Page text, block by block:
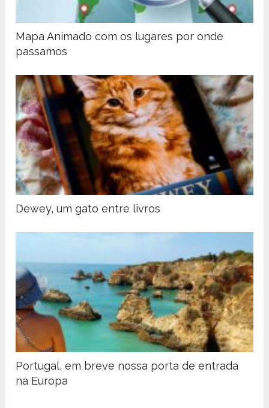
Mapa Animado com os lugares por onde
passamos
Dewey, um gato entre livros
Portugal, em breve nossa porta de entrada
na Europa